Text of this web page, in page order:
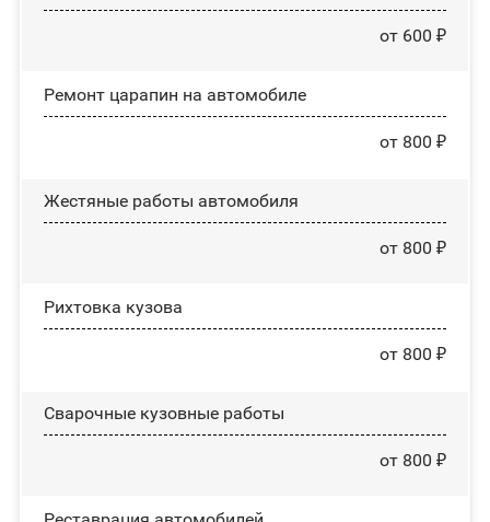
от 600 ₽
Ремонт царапин на автомобиле
от 800 ₽
Жестяные работы автомобиля
от 800 ₽
Рихтовка кузова
от 800 ₽
Сварочные кузовные работы
от 800 ₽